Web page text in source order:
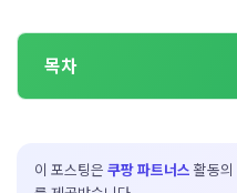
목차
이 포스팅은 쿠팡 파트너스 활동의